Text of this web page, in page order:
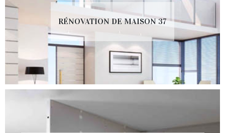
RÉNOVATION DE MAISON 37